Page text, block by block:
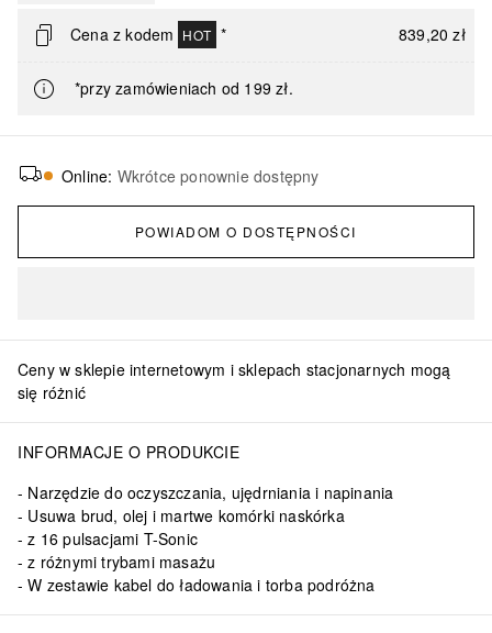
Cena z kodem HOT * 839,20 zł
*przy zamówieniach od 199 zł.
Online: Wkrótce ponownie dostępny
POWIADOM O DOSTĘPNOŚCI
Ceny w sklepie internetowym i sklepach stacjonarnych mogą
się różnić
INFORMACJE O PRODUKCIE
Narzędzie do oczyszczania, ujędrniania i napinania
Usuwa brud, olej i martwe komórki naskórka
z 16 pulsacjami T-Sonic
z różnymi trybami masażu
W zestawie kabel do ładowania i torba podróżna